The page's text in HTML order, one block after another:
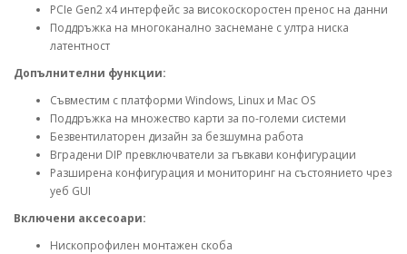
PCIe Gen2 x4 интерфейс за високоскоростен пренос на данни
Поддръжка на многоканално заснемане с ултра ниска
латентност
Допълнителни функции:
Съвместим с платформи Windows, Linux и Mac OS
Поддръжка на множество карти за по-големи системи
Безвентилаторен дизайн за безшумна работа
Вградени DIP превключватели за гъвкави конфигурации
Разширена конфигурация и мониторинг на състоянието чрез
уеб GUI
Включени аксесоари:
Нископрофилен монтажен скоба